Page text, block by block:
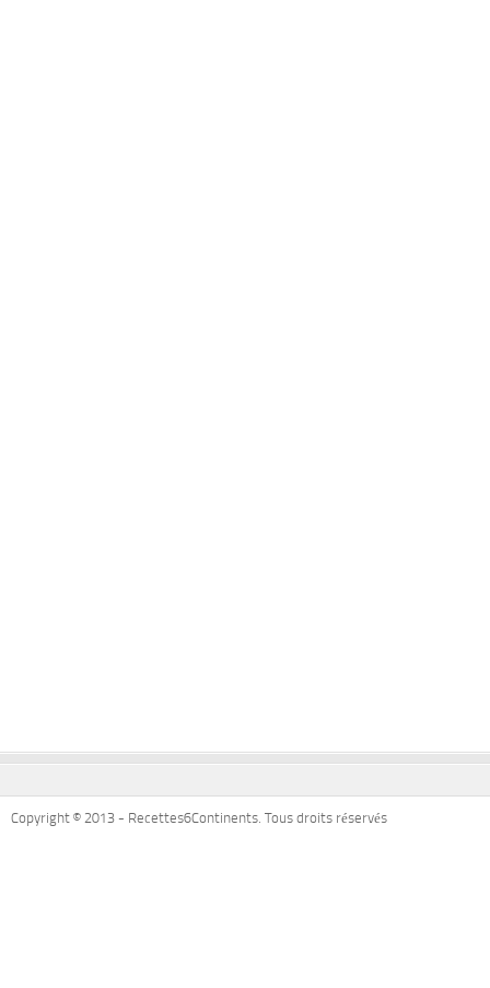
Copyright © 2013 - Recettes6Continents. Tous droits réservés